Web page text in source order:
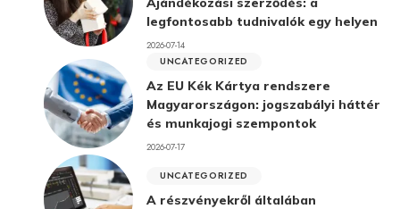
legfontosabb tudnivalók egy helyen
2026-07-14
UNCATEGORIZED
Az EU Kék Kártya rendszere
Magyarországon: jogszabályi háttér
és munkajogi szempontok
2026-07-17
UNCATEGORIZED
A részvényekről általában